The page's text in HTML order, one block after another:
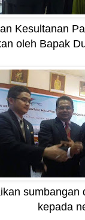
Kesultanan
oleh Bapak
kepada